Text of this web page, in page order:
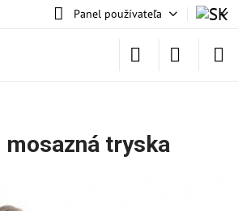
Panel používateľa
mosazná tryska